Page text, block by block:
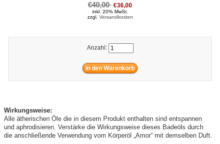
€40,00 €36,00
inkl. 20% MwSt.
zzgl. Versandkosten
Anzahl:
Wirkungsweise:
Alle ätherischen Öle die in diesem Produkt enthalten sind entspannen
und aphrodisieren. Verstärke die Wirkungsweise dieses Badeöls durch
die anschließende Verwendung vom Körperöl „Amor“ mit demselben Duft.